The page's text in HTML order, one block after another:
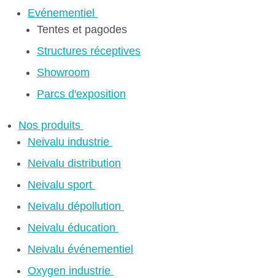
Evénementiel
Tentes et pagodes
Structures réceptives
Showroom
Parcs d'exposition
Nos produits
Neivalu industrie
Neivalu distribution
Neivalu sport
Neivalu dépollution
Neivalu éducation
Neivalu événementiel
Oxygen industrie